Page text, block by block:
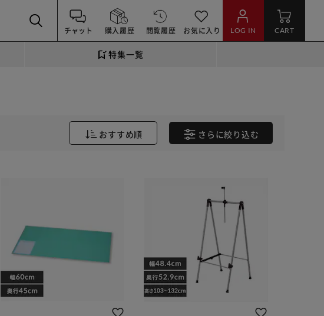
チャット 購入履歴 閲覧履歴 お気に入り LOG IN CART
特集一覧
おすすめ順 さらに絞り込む